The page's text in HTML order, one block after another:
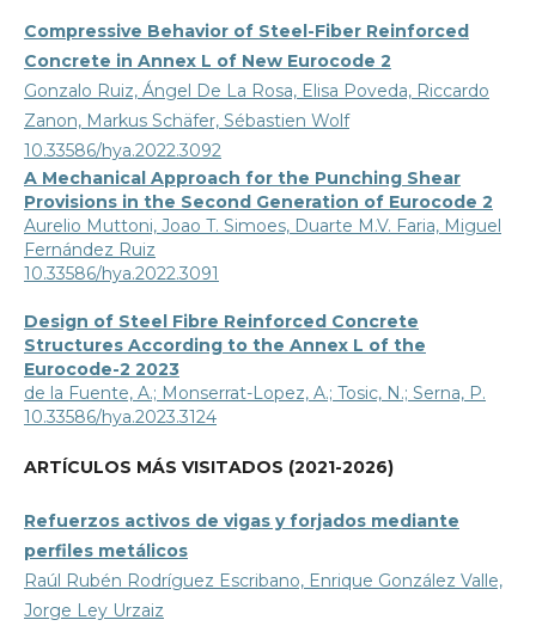
Compressive Behavior of Steel-Fiber Reinforced
Concrete in Annex L of New Eurocode 2
Gonzalo Ruiz, Ángel De La Rosa, Elisa Poveda, Riccardo
Zanon, Markus Schäfer, Sébastien Wolf
10.33586/hya.2022.3092
A Mechanical Approach for the Punching Shear
Provisions in the Second Generation of Eurocode 2
Aurelio Muttoni, Joao T. Simoes, Duarte M.V. Faria, Miguel
Fernández Ruiz
10.33586/hya.2022.3091
Design of Steel Fibre Reinforced Concrete
Structures According to the Annex L of the
Eurocode-2 2023
de la Fuente, A.; Monserrat-Lopez, A.; Tosic, N.; Serna, P.
10.33586/hya.2023.3124
ARTÍCULOS MÁS VISITADOS (2021-2026)
Refuerzos activos de vigas y forjados mediante
perfiles metálicos
Raúl Rubén Rodríguez Escribano, Enrique González Valle,
Jorge Ley Urzaiz